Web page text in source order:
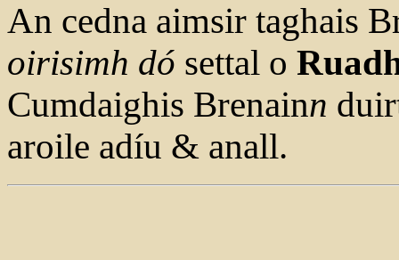
An cedna aimsir taghais
oirisimh dó settal o
Cumdaighis Brenainn
aroile adíu & anall.